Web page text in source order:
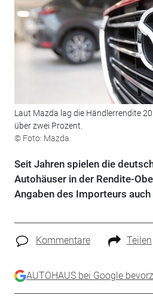
Laut Mazda lag die Händlerrendite
über zwei Prozent.
© Foto: Mazda
Seit Jahren spielen die
Autohäuser in der Rendite-
Angaben des Importeurs
Kommentare Teilen
AUTOHAUS bei Google